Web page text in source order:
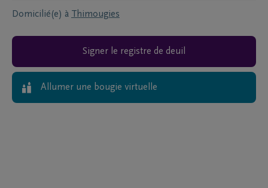
Domicilié(e) à Thimougies
Signer le registre de deuil
Allumer une bougie virtuelle